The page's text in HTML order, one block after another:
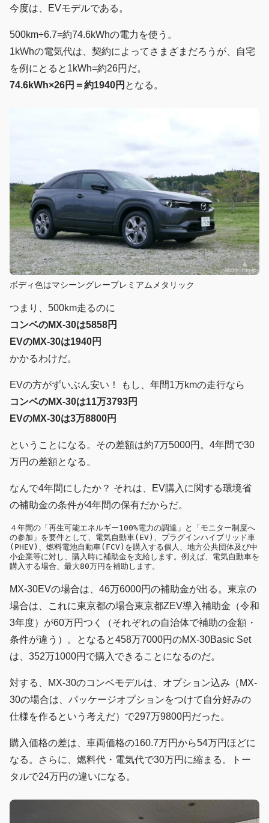
今度は、EVモデルである。
500km÷6.7=約74.6kWhの電力を使う。
1kWhの電気代は、契約によってさまざまだろうが、自宅
を例にとると1kWh=約26円だ。
74.6kWh×26円＝約1940円 となる。
ボディ色はマシーングレープレミアムメタリック
つまり、500km走るのに
コンベのMX-30は5858円
EVのMX-30は1940円
かかるわけだ。
EVの方がずいぶん安い！ もし、年間1万kmの走行なら
コンベのMX-30は11万3793円
EVのMX-30は3万8800円
ということになる。その差額は約7万5000円。4年間で30
万円の差額となる。
なんで4年間にしたか？ それは、EV購入に関する環境省
の補助金の条件が4年間の保有だからだ。
４年間の「再生可能エネルギー100%電力の調達」と「モニター制度へ
の参加」を要件として、電気自動車(EV)、プラグインハイブリッド車
(PHEV)、燃料電池自動車(FCV)を購入する個人、地方公共団体及び中
小企業等に対し、購入時に補助金を支給します。例えば、電気自動車を
購入する場合、最大80万円を補助します。
MX-30EVの場合は、46万6000円の補助金が出る。東京の
場合は、これに東京都の場合東京都ZEV導入補助金（令和
3年度）が60万円つく（それぞれの自治体で補助の金額・
条件が違う）。となると458万7000円のMX-30Basic Set
は、352万1000円で購入できることになるのだ。
対する、MX-30のコンベモデルは、オプション込み（MX-
30の場合は、パッケージオプションをつけて自分好みの
仕様を作るという考えだ）で297万9800円だった。
購入価格の差は、車両価格の160.7万円から54万円ほどに
なる。さらに、燃料代・電気代で30万円に縮まる。トー
タルで24万円の違いになる。